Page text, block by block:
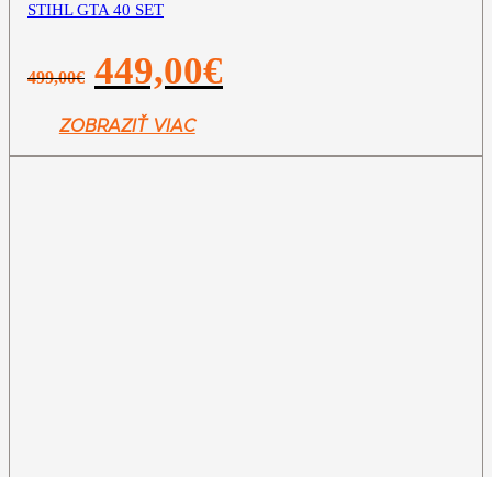
STIHL GTA 40 SET
499,00€
Pôvodná
cena
499,00€.
449,00€
ZOBRAZIŤ VIAC